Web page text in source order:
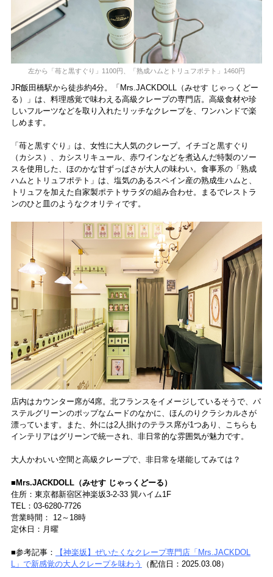
左から「苺と黒すぐり」1100円、「熟成ハムとトリュフポテト」1460円
JR飯田橋駅から徒歩約4分。「Mrs.JACKDOLL（みせす じゃっくどー
る）」は、料理感覚で味わえる高級クレープの専門店。高級食材や珍
しいフルーツなどを取り入れたリッチなクレープを、ワンハンドで楽
しめます。
「苺と黒すぐり」は、女性に大人気のクレープ。イチゴと黒すぐり
（カシス）、カシスリキュール、赤ワインなどを煮込んだ特製のソー
スを使用した、ほのかな甘ずっぱさが大人の味わい。食事系の「熟成
ハムとトリュフポテト」は、塩気のあるスペイン産の熟成生ハムと、
トリュフを加えた自家製ポテトサラダの組み合わせ。まるでレストラ
ンのひと皿のようなクオリティです。
店内はカウンター席が4席。北フランスをイメージしているそうで、パ
ステルグリーンのポップなムードのなかに、ほんのりクラシカルさが
漂っています。また、外には2人掛けのテラス席が1つあり、こちらも
インテリアはグリーンで統一され、非日常的な雰囲気が魅力です。
大人かわいい空間と高級クレープで、非日常を堪能してみては？
■Mrs.JACKDOLL（みせす じゃっくどーる）
住所：東京都新宿区神楽坂3-2-33 巽ハイム1F
TEL：03-6280-7726
営業時間： 12～18時
定休日：月曜
■参考記事：
【神楽坂】ぜいたくなクレープ専門店「Mrs.JACKDOL
L」で新感覚の大人クレープを味わう
（配信日：2025.03.08）